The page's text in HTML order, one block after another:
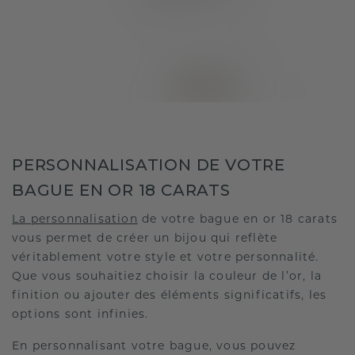
PERSONNALISATION DE VOTRE
BAGUE EN OR 18 CARATS
La personnalisation de votre bague en or 18 carats
vous permet de créer un bijou qui reflète
véritablement votre style et votre personnalité.
Que vous souhaitiez choisir la couleur de l’or, la
finition ou ajouter des éléments significatifs, les
options sont infinies.
En personnalisant votre bague, vous pouvez